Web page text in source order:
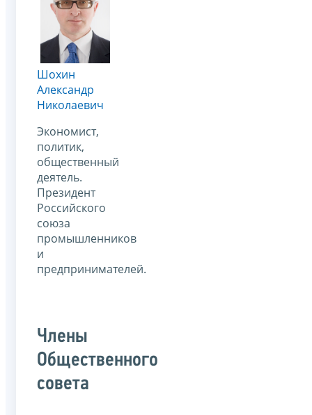
Шохин
Александр
Николаевич
Экономист,
политик,
общественный
деятель.
Президент
Российского
союза
промышленников
и
предпринимателей.
Члены
Общественного
совета